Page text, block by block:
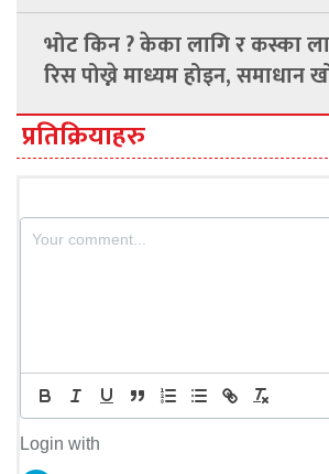
भोट किन ? केका लागि र कस्का
रिस पोख्ने माध्यम होइन, समाधान
प्रतिक्रियाहरु
Login with